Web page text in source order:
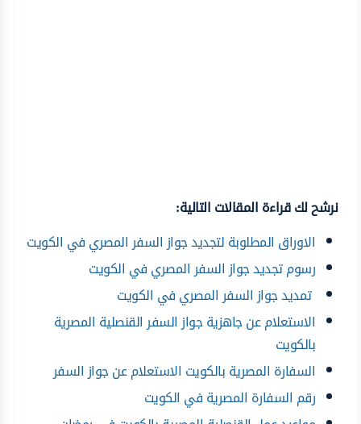
نرشح لك قراءة المقالات التالية:
الاوراق المطلوبة لتجديد جواز السفر المصري في الكويت
رسوم تجديد جواز السفر المصري في الكويت
تمديد جواز السفر المصري في الكويت
الاستعلام عن جاهزية جواز السفر القنصلية المصرية
بالكويت
السفارة المصرية بالكويت الاستعلام عن جواز السفر
رقم السفارة المصرية في الكويت